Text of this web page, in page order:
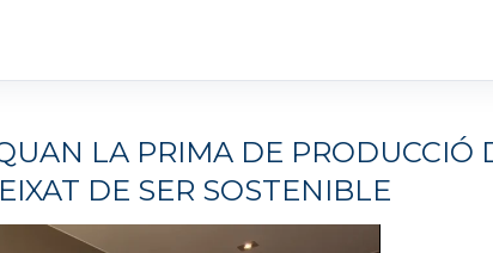
LA PRIMA DE PRODUCCIÓ
DE SER SOSTENIBLE